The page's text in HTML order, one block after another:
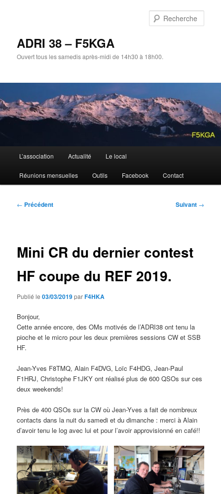
ADRI 38 – F5KGA
Ouvert tous les samedis après-midi de 14h30 à 18h00.
principal
L’association Actualité Le local
Réunions mensuelles Outils Facebook Contact
Navigation
← Précédent Suivant →
Mini CR du dernier contest
HF coupe du REF 2019.
Publié le03/03/2019parF4HKA
Bonjour,
Cette année encore, des OMs motivés de l’ADRI38 ont tenu la
pioche et le micro pour les deux premières sessions CW et SSB
HF.
Jean-Yves F8TMQ, Alain F4DVG, Loïc F4HDG, Jean-Paul
F1HRJ, Christophe F1JKY ont réalisé plus de 600 QSOs sur ces
deux weekends!
Près de 400 QSOs sur la CW où Jean-Yves a fait de nombreux
contacts dans la nuit du samedi et du dimanche : merci à Alain
d’avoir tenu le log avec lui et pour l’avoir approvisionné en café!!